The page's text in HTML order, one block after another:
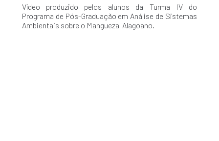
Vídeo produzido pelos alunos da Turma IV do
Programa de Pós-Graduação em Análise de Sistemas
Ambientais sobre o Manguezal Alagoano.